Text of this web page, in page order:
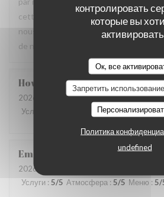
контролировать
которые вы
активировать
Ок, все
Запретить
Политика
undefined
cette expérience a contribué à la
nous fait très plaisir. Nous serons
de nouveau à La Closerie des Lilas ✨
Howard
2026-07-31
- 20:15 - гости 4
Услуги
Атмосфера:5/5 Меню:5/
Emanuele
2026-07-31
Услуги : 5/5 Атмосфера : 5/5 Меню : 5/